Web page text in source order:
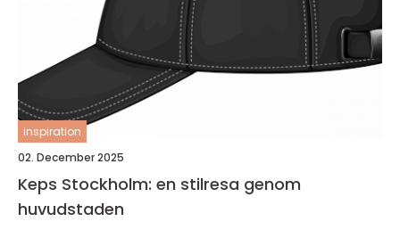
inspiration
02. December 2025
Keps Stockholm: en stilresa genom
huvudstaden